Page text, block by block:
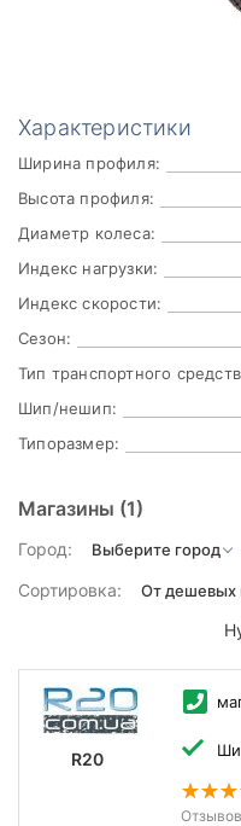
Характеристики
Ширина профиля:
Высота профиля:
Диаметр колеса:
Индекс нагрузки:
Индекс скорости:
Сезон:
Тип транспортного
Шип/нешип:
Типоразмер:
Магазины (1)
Город:
Сортировка:
R20
Отзывов